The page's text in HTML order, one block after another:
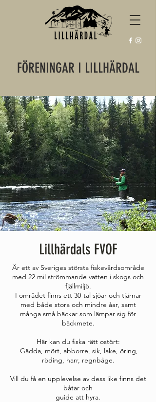
FÖRENINGAR I LILLHÄRDAL
Lillhärdals FVOF
Är ett av Sveriges största fiskevårdsområde
med 22 mil strömmande vatten i skogs och
fjällmiljö.
I området finns ett 30-tal sjöar och tjärnar
med både stora och mindre åar, samt
många små bäckar som lämpar sig för
bäckmete.
Här kan du fiska rätt ostört:
Gädda, mört, abborre, sik, lake, öring,
röding, harr, regnbåge.
Vill du få en upplevelse av dess like finns det
båtar och
guide att hyra.